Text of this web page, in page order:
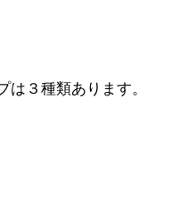
３種類あります。